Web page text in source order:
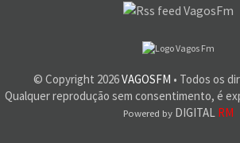
© Copyright 2026VAGOSFM • Todos os
Qualquer reprodução sem consentimento, é
Powered byDIGITAL RM